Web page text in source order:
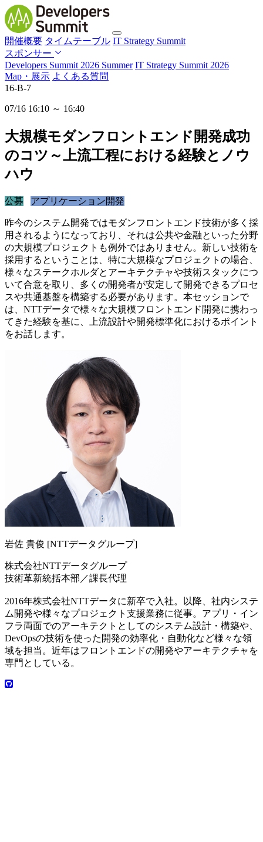
開催概要 タイムテーブル IT Strategy Summit
スポンサー
Developers Summit 2026 Summer IT Strategy Summit 2026
Map・展示 よくある質問
16-B-7
07/16 16:10 ～ 16:40
大規模モダンフロントエンド開発成功
のコツ～上流工程における経験とノウ
ハウ
公募 アプリケーション開発
昨今のシステム開発ではモダンフロントエンド技術が多く採
用されるようになっており、それは公共や金融といった分野
の大規模プロジェクトも例外ではありません。新しい技術を
採用するということは、特に大規模なプロジェクトの場合、
様々なステークホルダとアーキテクチャや技術スタックにつ
いて合意を取り、多くの開発者が安定して開発できるプロセ
スや共通基盤を構築する必要があります。本セッションで
は、NTTデータで様々な大規模フロントエンド開発に携わっ
てきた経験を基に、上流設計や開発標準化におけるポイント
をお話します。
岩佐 貴俊 [NTTデータグループ]
株式会社NTTデータグループ
技術革新統括本部／課長代理
2016年株式会社NTTデータに新卒で入社。以降、社内システ
ム開発や様々なプロジェクト支援業務に従事。アプリ・イン
フラ両面でのアーキテクトとしてのシステム設計・構築や、
DevOpsの技術を使った開発の効率化・自動化など様々な領
域を担当。近年はフロントエンドの開発やアーキテクチャを
専門としている。